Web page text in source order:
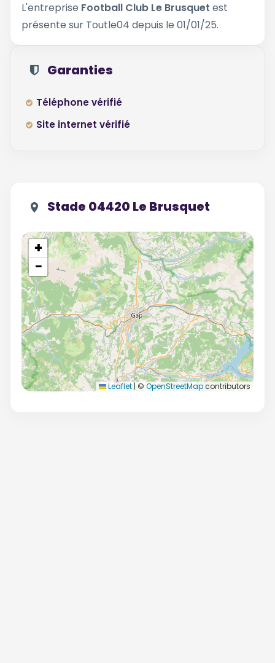
L'entreprise Football Club Le Brusquet est
présente sur Toutle04 depuis le 01/01/25.
Garanties
Téléphone vérifié
Site internet vérifié
Stade 04420 Le Brusquet
+
−
Leaflet | © OpenStreetMapcontributors